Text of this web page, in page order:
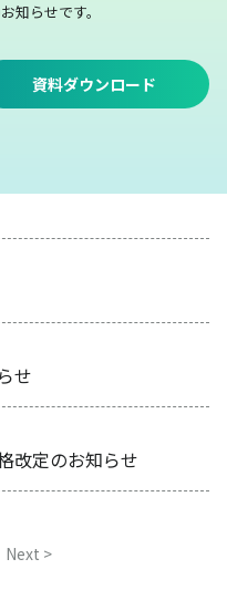
知らせです。
資料ダウンロード
せ
改定のお知らせ
Next >